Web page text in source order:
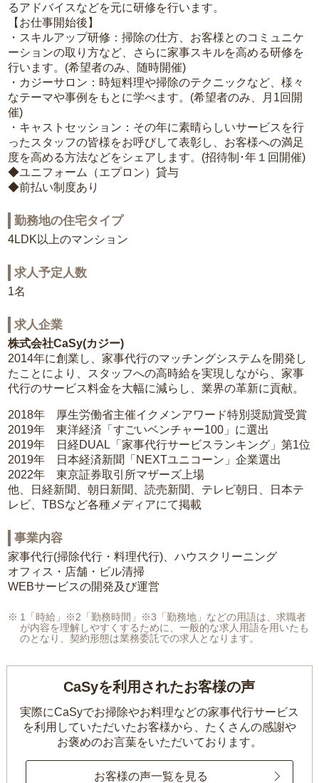
るアドバイスなどを元に研修を行います。
【お仕事開始後】
・スキルアップ研修：掃除の仕方、お客様とのコミュニケ
ーションの取り方など、さらに家事スキルを高める研修を
行います。(希望者のみ、随時開催)
・カジーサロン：時短料理や掃除のテクニックなど、様々
なテーマや事例をもとに学べます。(希望者のみ、月1回開
催)
・キャストセッション：その年に素晴らしいサービスを行
ったスタッフの皆様をお呼びして表彰し、お客様への満足
度を高める方法などをシェアします。(招待制･年１回開催)
◆ユニフォーム（エプロン）貸与
◆前払い制度あり
勤務地の住宅タイプ
4LDK以上のマンション
求人予定人数
1名
求人企業
株式会社CaSy(カジー)
2014年に創業し、家事代行のマッチングシステムを開発し
たことにより、スタッフへの高時給を実現しながら、家事
代行のサービス料金を大幅に減らし、業界の革新に貢献。
2018年 厚生労働省主催イクメンアワード特別奨励賞受賞
2019年 東洋経済「すごいベンチャー100」に選出
2019年 日経DUAL「家事代行サービスランキング」第1位
2019年 日本経済新聞「NEXTユニコーン」企業選出
2022年 東京証券取引所マザーズ上場
他、日経新聞、朝日新聞、読売新聞、テレビ朝日、日本テ
レビ、TBSなど各種メディアにて掲載
事業内容
家事代行(掃除代行・料理代行)、ハウスクリーニング
オフィス・店舗・ビル清掃
WEBサービスの開発及び運営
1「時給」※2「勤務時間」※3「勤務地」などの用語は、求職者
が内容を理解しやすくするために、一般的な求人用語を用いたも
のとなり、契約形態は業務委託での求人となります。
CaSyを利用されたお客様の声
実際にCaSyでお掃除やお料理などの家事代行サービス
を利用していただいたお客様から、 たくさんの感謝や
お褒めのお言葉をいただいております。
お客様の声一覧を見る